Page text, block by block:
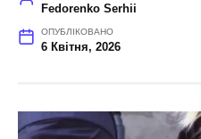
Fedorenko Serhii
ОПУБЛІКОВАНО
6 Квітня, 2026